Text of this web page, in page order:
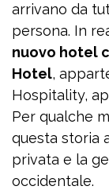
arrivano da
persona. In
nuovo hotel
Hotel,
Hospitality,
Per qualche
questa storia
privata e la
occidentale.